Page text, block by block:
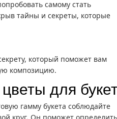
самому стать
тайны и секреты, которые
который поможет вам
композицию.
для
гамму букета соблюдайте